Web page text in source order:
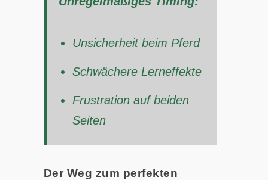
Unsicherheit beim Pferd
Schwächere Lerneffekte
Frustration auf beiden
Seiten
Der Weg zum perfekten